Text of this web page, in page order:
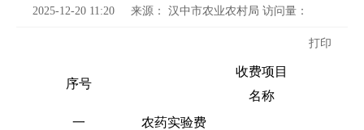
2025-12-20 11:20 来源： 汉中市农业农村局 访问量：
打印
序号
收费项目
名称
一
农药实验费